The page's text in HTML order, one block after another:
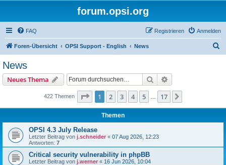
forum.opsi.org
FAQ Anmelden
Registrieren
Foren-Übersicht OPSI Support - English News
News
Neues Thema Suche
422 Themen Seite 1von 17
1 2 3 4 5 17
Themen
OPSI 4.3 July Release
Letzter Beitrag von j.schneider « 07 Aug 2026, 12:23
Antworten: 7
Critical security vulnerability in phpBB
Letzter Beitrag von j.werner « 16 Jun 2026, 10:04